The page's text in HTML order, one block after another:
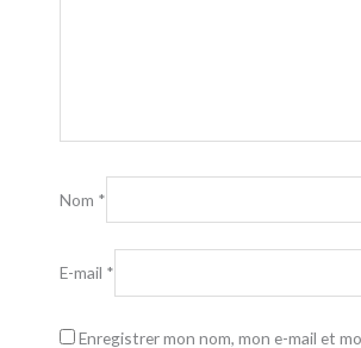
Nom *
E-mail *
Enregistrer mon nom, mon e-mail et